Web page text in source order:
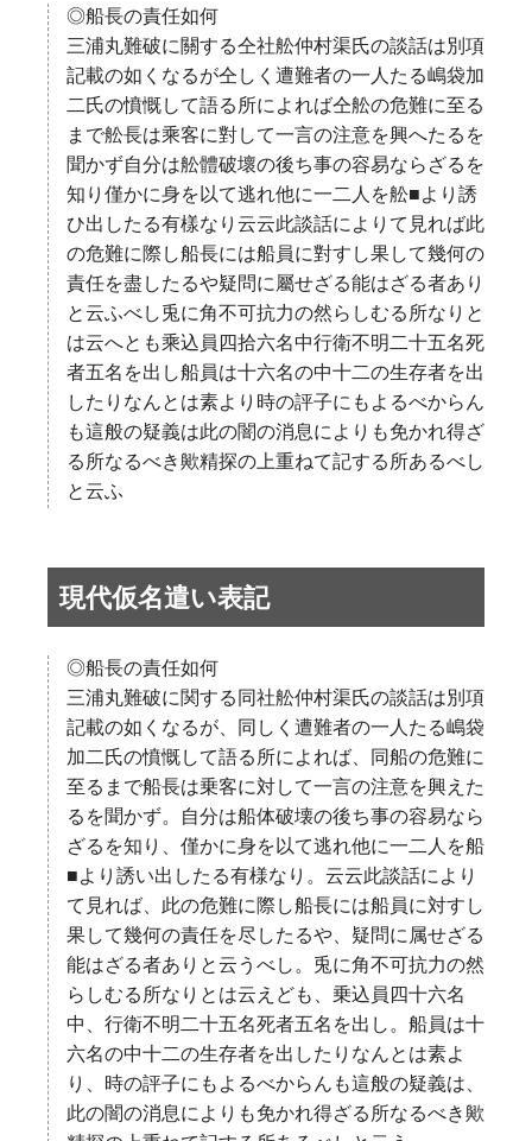
◎船長の責任如何
三浦丸難破に關する仝社舩仲村渠氏の談話は別項
記載の如くなるが仝しく遭難者の一人たる嶋袋加
二氏の憤慨して語る所によれば仝舩の危難に至る
まで舩長は乘客に對して一言の注意を興へたるを
聞かず自分は舩體破壞の後ち事の容易ならざるを
知り僅かに身を以て逃れ他に一二人を舩■より誘
ひ出したる有樣なり云云此談話によりて見れば此
の危難に際し船長には船員に對すし果して幾何の
責任を盡したるや疑問に屬せざる能はざる者あり
と云ふべし兎に角不可抗力の然らしむる所なりと
は云へとも乘込員四拾六名中行衛不明二十五名死
者五名を出し船員は十六名の中十二の生存者を出
したりなんとは素より時の評子にもよるべからん
も這般の疑義は此の闇の消息によりも免かれ得ざ
る所なるべき歟精探の上重ねて記する所あるべし
と云ふ
現代仮名遣い表記
◎船長の責任如何
三浦丸難破に関する同社舩仲村渠氏の談話は別項
記載の如くなるが、同しく遭難者の一人たる嶋袋
加二氏の憤慨して語る所によれば、同船の危難に
至るまで船長は乗客に対して一言の注意を興えた
るを聞かず。自分は船体破壊の後ち事の容易なら
ざるを知り、僅かに身を以て逃れ他に一二人を船
■より誘い出したる有様なり。云云此談話により
て見れば、此の危難に際し船長には船員に対すし
果して幾何の責任を尽したるや、疑問に属せざる
能はざる者ありと云うべし。兎に角不可抗力の然
らしむる所なりとは云えども、乗込員四十六名
中、行衛不明二十五名死者五名を出し。船員は十
六名の中十二の生存者を出したりなんとは素よ
り、時の評子にもよるべからんも這般の疑義は、
此の闇の消息によりも免かれ得ざる所なるべき歟